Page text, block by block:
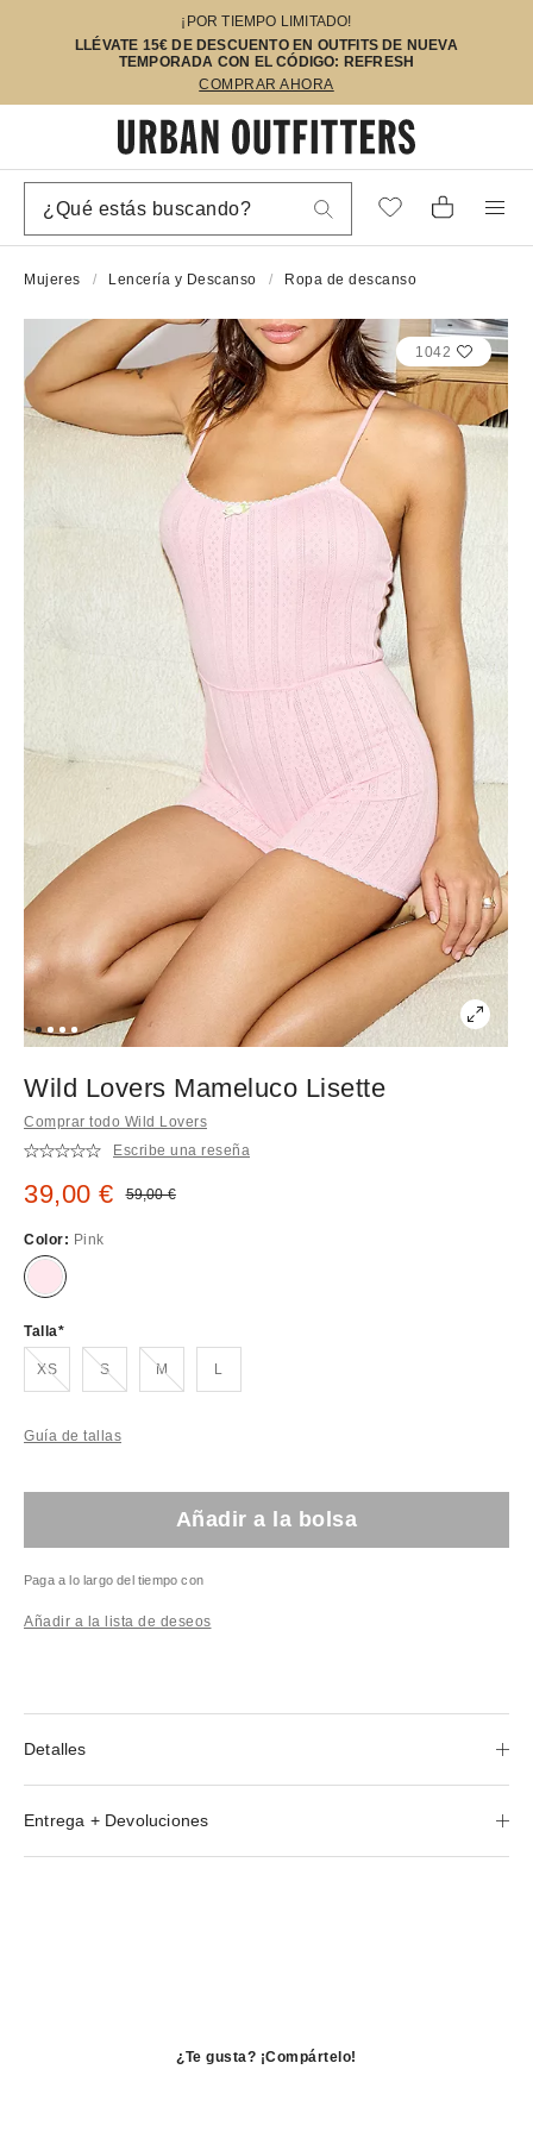
¡POR TIEMPO LIMITADO!
LLÉVATE 15€ DE DESCUENTO EN OUTFITS DE NUEVA
TEMPORADA CON EL CÓDIGO: REFRESH
COMPRAR AHORA
Mujeres Lencería y Descanso Ropa de descanso
1042
Wild Lovers Mameluco Lisette
Comprar todo Wild Lovers
Escribe una reseña
Precio rebajado:
39,00 € Precio original:
59,00 €
Color: Pink
Talla
XS¡Agotado!
S¡Agotado!
M¡Agotado!L
Guía de tallas
Añadir a la bolsa
Paga a lo largo del tiempo con
Añadir a la lista de deseos
Detalles
Entrega + Devoluciones
¿Te gusta? ¡Compártelo!